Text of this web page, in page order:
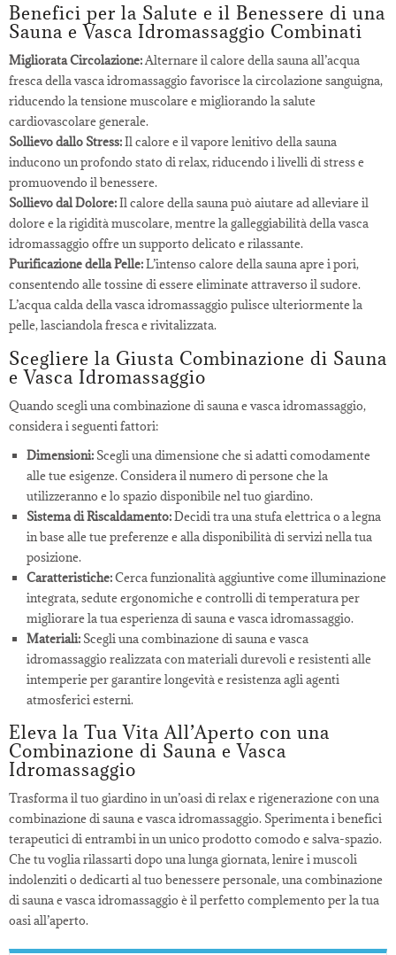
Benefici per la Salute e il Benessere di una
Sauna e Vasca Idromassaggio Combinati
Migliorata Circolazione:Alternare il calore della sauna all’acqua
fresca della vasca idromassaggio favorisce la circolazione sanguigna,
riducendo la tensione muscolare e migliorando la salute
cardiovascolare generale.
Sollievo dallo Stress:Il calore e il vapore lenitivo della sauna
inducono un profondo stato di relax, riducendo i livelli di stress e
promuovendo il benessere.
Sollievo dal Dolore:Il calore della sauna può aiutare ad alleviare il
dolore e la rigidità muscolare, mentre la galleggiabilità della vasca
idromassaggio offre un supporto delicato e rilassante.
Purificazione della Pelle:L’intenso calore della sauna apre i pori,
consentendo alle tossine di essere eliminate attraverso il sudore.
L’acqua calda della vasca idromassaggio pulisce ulteriormente la
pelle, lasciandola fresca e rivitalizzata.
Scegliere la Giusta Combinazione di Sauna
e Vasca Idromassaggio
Quando scegli una combinazione di sauna e vasca idromassaggio,
considera i seguenti fattori:
Dimensioni: Scegli una dimensione che si adatti comodamente
alle tue esigenze. Considera il numero di persone che la
utilizzeranno e lo spazio disponibile nel tuo giardino.
Sistema di Riscaldamento:Decidi tra una stufa elettrica o a legna
in base alle tue preferenze e alla disponibilità di servizi nella tua
posizione.
Caratteristiche:Cerca funzionalità aggiuntive come illuminazione
integrata, sedute ergonomiche e controlli di temperatura per
migliorare la tua esperienza di sauna e vasca idromassaggio.
Materiali: Scegli una combinazione di sauna e vasca
idromassaggio realizzata con materiali durevoli e resistenti alle
intemperie per garantire longevità e resistenza agli agenti
atmosferici esterni.
Eleva la Tua Vita All’Aperto con una
Combinazione di Sauna e Vasca
Idromassaggio
Trasforma il tuo giardino in un’oasi di relax e rigenerazione con una
combinazione di sauna e vasca idromassaggio. Sperimenta i benefici
terapeutici di entrambi in un unico prodotto comodo e salva-spazio.
Che tu voglia rilassarti dopo una lunga giornata, lenire i muscoli
indolenziti o dedicarti al tuo benessere personale, una combinazione
di sauna e vasca idromassaggio è il perfetto complemento per la tua
oasi all’aperto.